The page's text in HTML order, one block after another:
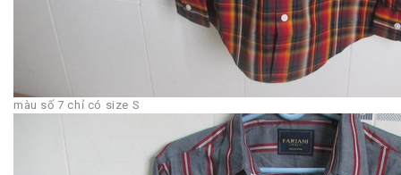
màu số 7 chỉ có size S